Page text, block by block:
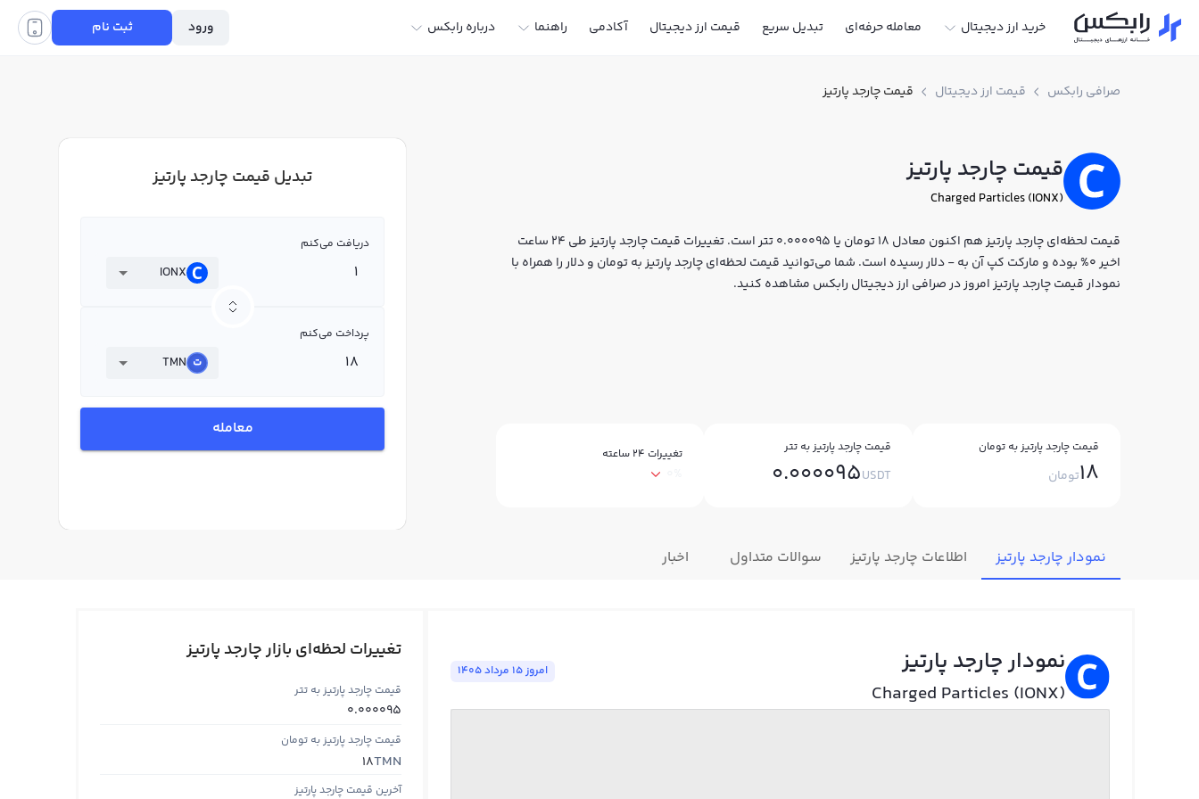
خرید ارز دیجیتال معامله حرفه‌ای تبدیل سریع قیمت ارز دیجیتال آکادمی راهنما درباره رابکس ورود ثبت نام
صرافی رابکس قیمت ارز دیجیتال قیمت چارجد پارتیز
قیمت چارجد پارتیز
Charged Particles (IONX)
قیمت لحظه‌ای چارجد پارتیز هم اکنون معادل 18 تومان یا 0.000095 تتر است. تغییرات قیمت چارجد پارتیز طی 24 ساعت
اخیر 0% بوده و مارکت کپ آن به - دلار رسیده است. شما می‌توانید قیمت لحظه‌ای چارجد پارتیز به تومان و دلار را همراه با
نمودار قیمت چارجد پارتیز امروز در صرافی ارز دیجیتال رابکس مشاهده کنید.
قیمت چارجد پارتیز به تومان
18تومان
قیمت چارجد پارتیز به تتر
0.000095USDT
تغییرات ۲۴ ساعته
تبدیل قیمت چارجد پارتیز
دریافت می‌کنم
IONX
پرداخت می‌کنم
TMN
معامله
نمودار چارجد پارتیز اطلاعات چارجد پارتیز سوالات متداول اخبار
نمودار چارجد پارتیز
Charged Particles (IONX)
امروز ١٥ مرداد ١٤٠٥
تغییرات لحظه‌ای بازار چارجد پارتیز
قیمت چارجد پارتیز به تتر
0.000095
قیمت چارجد پارتیز به تومان
TMN
18
آخرین قیمت چارجد پارتیز